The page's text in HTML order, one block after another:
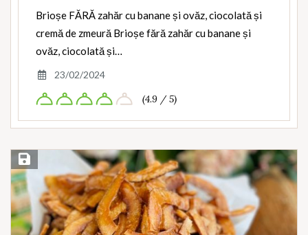
Brioșe FĂRĂ zahăr cu banane și ovăz, ciocolată și
cremă de zmeură Brioșe fără zahăr cu banane și
ovăz, ciocolată și…
23/02/2024
(4.9 / 5)
Save Recipe